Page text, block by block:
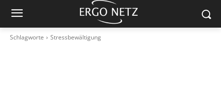
Schlagworte Stressbewältigung